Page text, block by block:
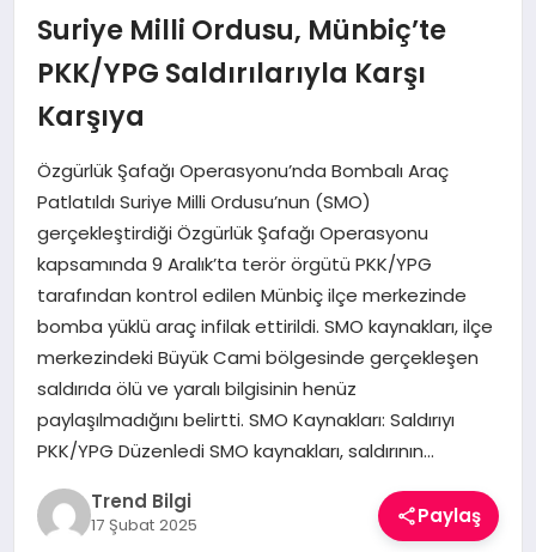
EKONOMI
MAGAZIN
SAĞLIK
SPOR
TEKNOLOJI
YAŞAM
Suriye Milli Ordusu, Münbiç’te
PKK/YPG Saldırılarıyla Karşı
Karşıya
Özgürlük Şafağı Operasyonu’nda Bombalı Araç
Patlatıldı Suriye Milli Ordusu’nun (SMO)
gerçekleştirdiği Özgürlük Şafağı Operasyonu
kapsamında 9 Aralık’ta terör örgütü PKK/YPG
tarafından kontrol edilen Münbiç ilçe merkezinde
bomba yüklü araç infilak ettirildi. SMO kaynakları, ilçe
merkezindeki Büyük Cami bölgesinde gerçekleşen
saldırıda ölü ve yaralı bilgisinin henüz
paylaşılmadığını belirtti. SMO Kaynakları: Saldırıyı
PKK/YPG Düzenledi SMO kaynakları, saldırının…
Trend Bilgi
17 Şubat 2025 Paylaş